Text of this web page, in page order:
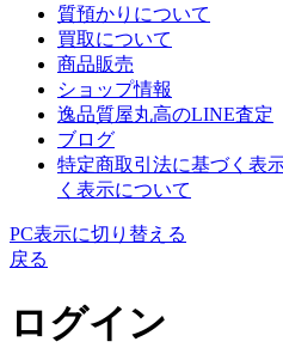
質預かりについて
買取について
商品販売
ショップ情報
逸品質屋丸高のLINE査定
ブログ
特定商取引法に基づく表
く表示について
PC表示に切り替える
戻る
ログイン